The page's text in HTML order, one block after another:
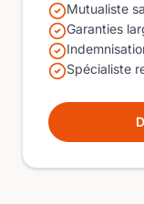
Mutualiste
Garanties
Spécialiste